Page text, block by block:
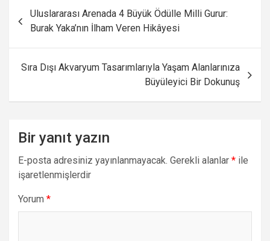
gezinmesi
Uluslararası Arenada 4 Büyük Ödülle Milli Gurur:
Burak Yaka’nın İlham Veren Hikâyesi
Sıra Dışı Akvaryum Tasarımlarıyla Yaşam Alanlarınıza
Büyüleyici Bir Dokunuş
Bir yanıt yazın
E-posta adresiniz yayınlanmayacak. Gerekli alanlar * ile
işaretlenmişlerdir
Yorum *